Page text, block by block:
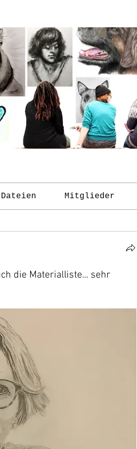
Dateien Mitglieder
die Materialliste... sehr